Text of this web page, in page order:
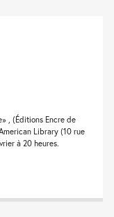
, (Éditions Encre de
Library (10 rue
à 20 heures.